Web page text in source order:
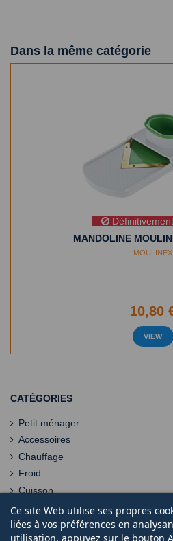
Dans la même catégorie
MANDOLINE
MOULINEX
10,80
VIEW
CATÉGORIES
Petit ménager
Accessoires
Chauffage
Froid
Cuisson
Ce site Web utilise ses propres
liées à vos préférences en
utilisation, appuyez sur le bouton